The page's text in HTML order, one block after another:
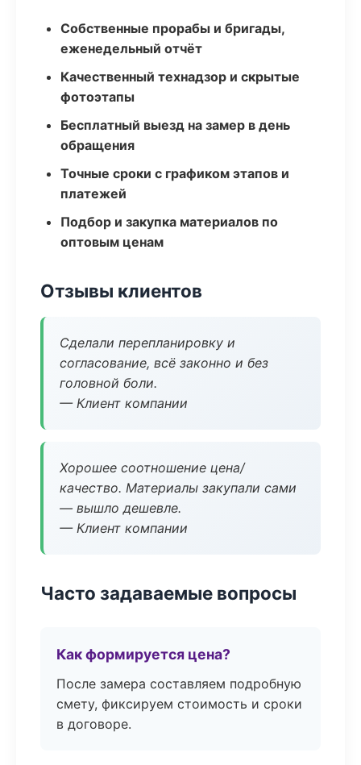
Собственные прорабы и бригады,
еженедельный отчёт
Качественный технадзор и скрытые
фотоэтапы
Бесплатный выезд на замер в день
обращения
Точные сроки с графиком этапов и
платежей
Подбор и закупка материалов по
оптовым ценам
Отзывы клиентов
Сделали перепланировку и
согласование, всё законно и без
головной боли.
— Клиент компании
Хорошее соотношение цена/
качество. Материалы закупали сами
— вышло дешевле.
— Клиент компании
Часто задаваемые вопросы
Как формируется цена?
После замера составляем подробную
смету, фиксируем стоимость и сроки
в договоре.